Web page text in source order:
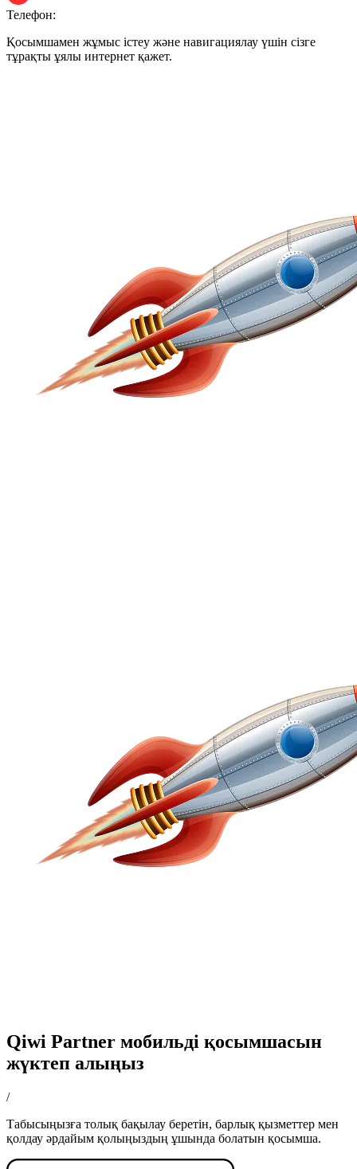
Телефон:
Қосымшамен жұмыс істеу және навигациялау үшін сізге
тұрақты ұялы интернет қажет.
Qiwi Partner мобильді қосымшасын
жүктеп алыңыз
/
Табысыңызға толық бақылау беретін, барлық қызметтер мен
қолдау әрдайым қолыңыздың ұшында болатын қосымша.